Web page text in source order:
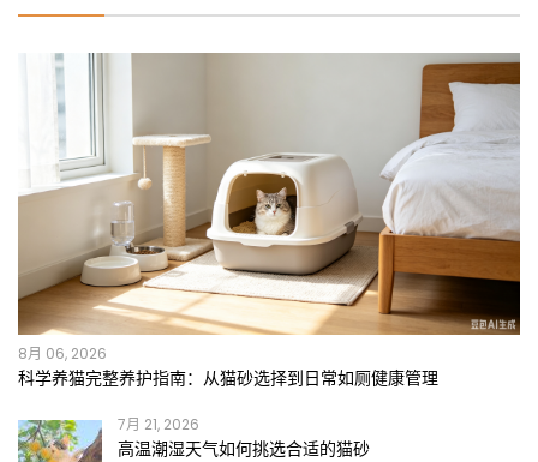
8月 06, 2026
科学养猫完整养护指南：从猫砂选择到日常如厕健康管理
7月 21, 2026
高温潮湿天气如何挑选合适的猫砂